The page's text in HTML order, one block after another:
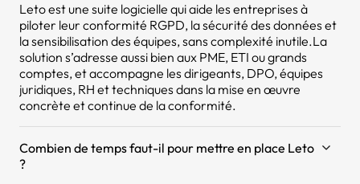
Leto est une suite logicielle qui aide les entreprises à
piloter leur conformité RGPD, la sécurité des données et
la sensibilisation des équipes, sans complexité inutile.La
solution s’adresse aussi bien aux PME, ETI ou grands
comptes, et accompagne les dirigeants, DPO, équipes
juridiques, RH et techniques dans la mise en œuvre
concrète et continue de la conformité.
Combien de temps faut-il pour mettre en place Leto
?